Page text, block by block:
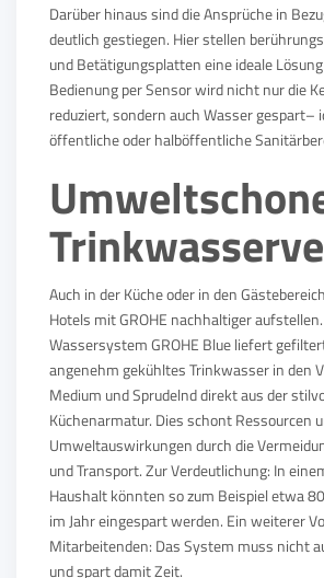
Darüber hinaus sind die Ansprüche in
deutlich gestiegen. Hier stellen
und Betätigungsplatten eine ideale
Bedienung per Sensor wird nicht nur die
reduziert, sondern auch Wasser gespart–
öffentliche oder halböffentliche
Auch in der Küche oder in den
Hotels mit GROHE nachhaltiger
Wassersystem GROHE Blue liefert
angenehm gekühltes Trinkwasser in den
Medium und Sprudelnd direkt aus der
Küchenarmatur. Dies schont Ressourcen
Umweltauswirkungen durch die
und Transport. Zur Verdeutlichung: In
Haushalt könnten so zum Beispiel etwa
im Jahr eingespart werden. Ein weiterer
Mitarbeitenden: Das System muss nicht
und spart damit Zeit.